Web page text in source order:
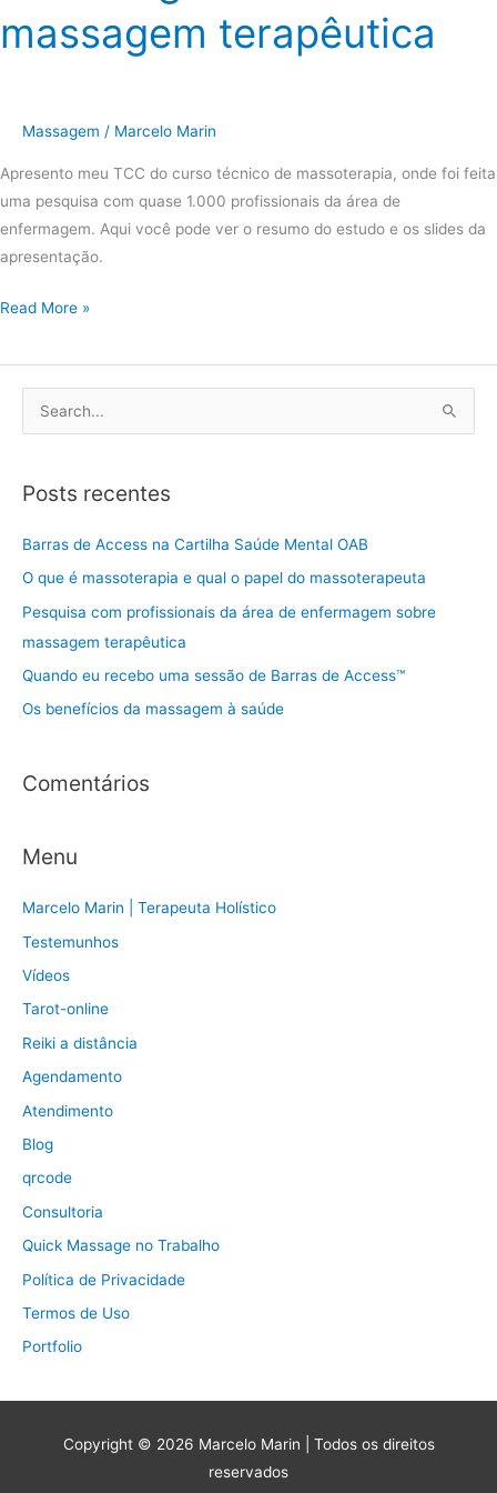
massagem terapêutica
Massagem / Marcelo Marin
Apresento meu TCC do curso técnico de massoterapia, onde foi feita
uma pesquisa com quase 1.000 profissionais da área de
enfermagem. Aqui você pode ver o resumo do estudo e os slides da
apresentação.
Read More »
q
u
p
o
:
Posts recentes
Barras de Access na Cartilha Saúde Mental OAB
O que é massoterapia e qual o papel do massoterapeuta
Pesquisa com profissionais da área de enfermagem sobre
massagem terapêutica
Quando eu recebo uma sessão de Barras de Access™
Os benefícios da massagem à saúde
Comentários
Menu
Marcelo Marin | Terapeuta Holístico
Testemunhos
Vídeos
Tarot-online
Reiki a distância
Agendamento
Atendimento
Blog
qrcode
Consultoria
Quick Massage no Trabalho
Política de Privacidade
Termos de Uso
Portfolio
Copyright © 2026 Marcelo Marin | Todos os direitos
reservados